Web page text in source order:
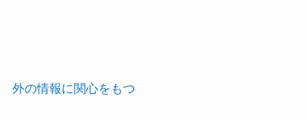
外の情報に関心をもつ